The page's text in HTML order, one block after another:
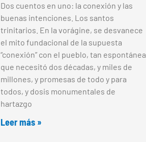
Dos cuentos en uno: la conexión y las
buenas intenciones. Los santos
trinitarios. En la vorágine, se desvanece
el mito fundacional de la supuesta
“conexión” con el pueblo, tan espontánea
que necesitó dos décadas, y miles de
millones, y promesas de todo y para
todos, y dosis monumentales de
hartazgo
Leer más »